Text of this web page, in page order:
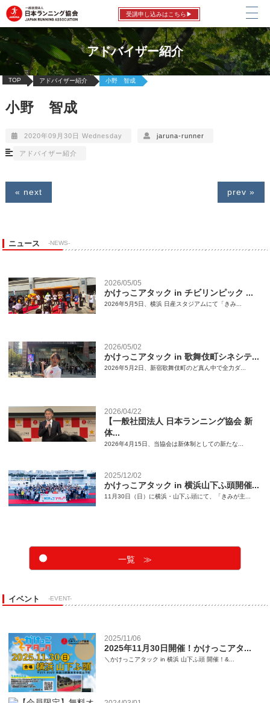
受講申し込みはこちら▶
アドバイザー紹介
TOP アドバイザー紹介 小野 智成
小野 智成
2020年09月30日 Wednesday jaruna-runner
アドバイザー紹介
« next prev »
ニュース -NEWS-
2026/05/05
かけっこアタック in チビリンピック ...
2026年5月5日、横浜 日産スタジアムにて「きみ...
2026/05/02
かけっこアタック in 歌舞伎町シネシテ...
2026年5月2日、新宿歌舞伎町のど真ん中で全力ダ...
2026/04/22
【一般社団法人 日本ランニング協会 新
体...
2026年4月15日、当協会は新体制としての新たな...
2025/12/02
かけっこアタック in 横浜山下ふ頭開催...
11月30日（日）に横浜・山下ふ頭にて、「きみが主...
一覧 ≫
イベント -EVENT-
2025/11/06
2025年11月30日開催！かけっこアタ...
＼かけっこアタック in 横浜 山下ふ頭 開催！&...